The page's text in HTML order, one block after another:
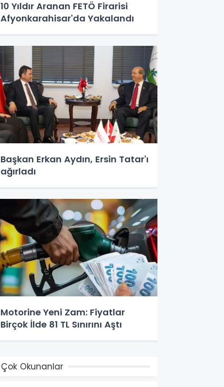
10 Yıldır Aranan FETÖ Firarisi
Afyonkarahisar'da Yakalandı
Başkan Erkan Aydın, Ersin Tatar'ı
ağırladı
Motorine Yeni Zam: Fiyatlar
Birçok İlde 81 TL Sınırını Aştı
Çok Okunanlar